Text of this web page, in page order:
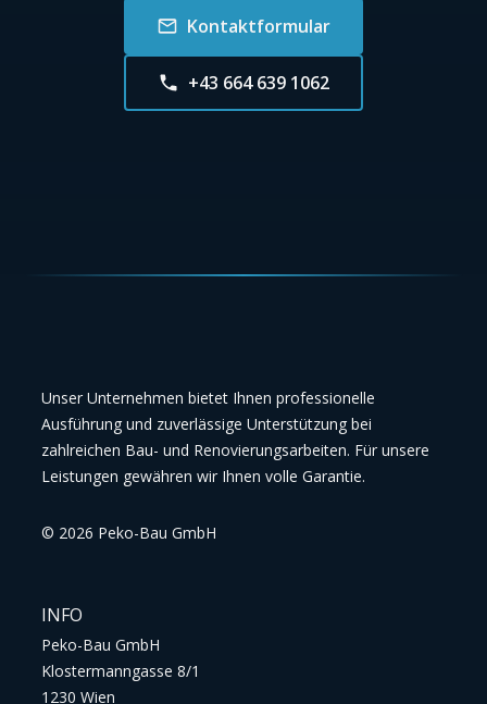
Kontaktformular
+43 664 639 1062
Unser Unternehmen bietet Ihnen professionelle
Ausführung und zuverlässige Unterstützung bei
zahlreichen Bau- und Renovierungsarbeiten. Für unsere
Leistungen gewähren wir Ihnen volle Garantie.
© 2026 Peko-Bau GmbH
INFO
Peko-Bau GmbH
Klostermanngasse 8/1
1230 Wien